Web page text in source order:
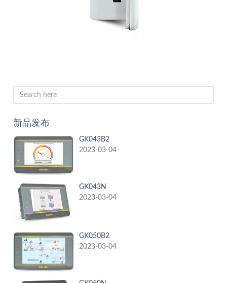
新品发布
GK043B2
2023-03-04
GK043N
2023-03-04
GK050B2
2023-03-04